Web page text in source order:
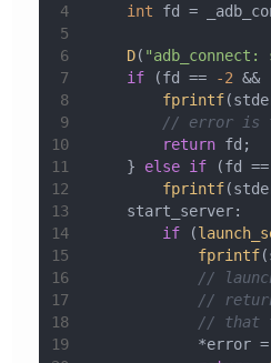
4
5
6
7
8
9
10
11
12
13
14
15
16
17
18
19
int fd =
D( "adb_connect:
if (fd == -2 &&
fprintf
// error is
return fd;
    }
else if (fd ==
fprintf
    start_server:
if (
fprintf
//
//
// that
	    *error =